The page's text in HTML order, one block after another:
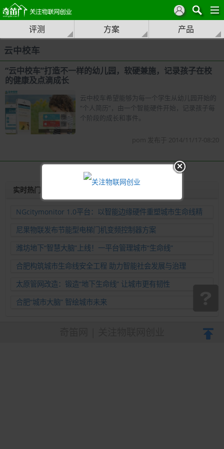
评测 方案 产品
云中校车
“云中校车”打造不一样的幼儿园，软硬兼施，记录孩子在校
的健康及点滴成长
云中校车希望能够为每一个学生从幼儿园开始的
“个人简历”，由一个智能硬件开始，记录孩子每
个阶段的成长和事件。
pom 发布于 2014/11/17-08:20
实时热门
NGcitymonitor 1.0平台：以智能边缘硬件重塑城市生命线精
准运维新范式
尼果物联发布节能型电梯门机变频控制器方案
潍坊地下“智慧大脑”上线！一平台管理城市“生命线”
合肥构筑城市生命线安全工程 助力智能社会发展与治理
太原管网改造：锻造“地下生命线” 让城市更有韧性
合肥“城市大脑” 智绘城市未来